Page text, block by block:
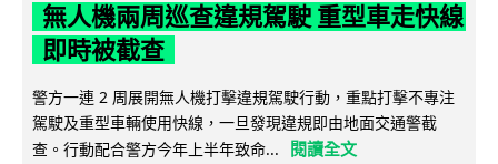
無人機兩周巡查違規駕駛 重型車走快線
即時被截查
警方一連 2 周展開無人機打擊違規駕駛行動，重點打擊不專注
駕駛及重型車輛使用快線，一旦發現違規即由地面交通警截
查。行動配合警方今年上半年致命...
閱讀全文